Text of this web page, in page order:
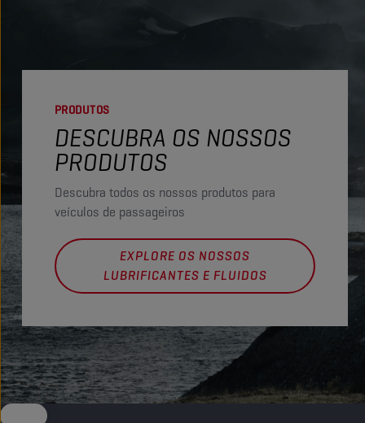
PRODUTOS
DESCUBRA OS NOSSOS
PRODUTOS
Descubra todos os nossos produtos para
veículos de passageiros
EXPLORE OS NOSSOS
LUBRIFICANTES E FLUIDOS